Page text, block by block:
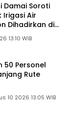
Damai Soroti
Irigasi Air
Dihadirkan di
13:10 WIB
50 Personel
Rute
10 2026 13:05 WIB